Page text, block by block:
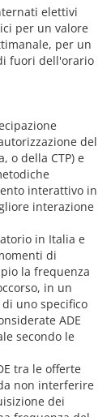
elettivi
per un valore
per un
fuori dell'orario
del
o della CTP) e
interattivo in
interazione
in Italia e
di
la frequenza
in un
uno specifico
ADE
secondo le
tra le offerte
non interferire
dei